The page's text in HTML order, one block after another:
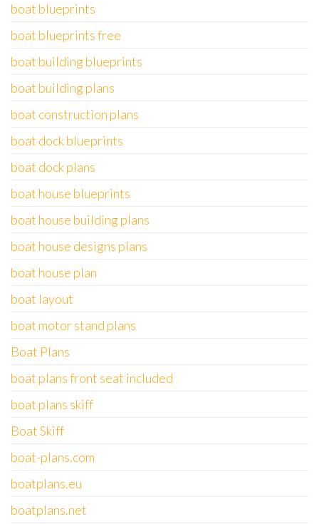
boat blueprints
boat blueprints free
boat building blueprints
boat building plans
boat construction plans
boat dock blueprints
boat dock plans
boat house blueprints
boat house building plans
boat house designs plans
boat house plan
boat layout
boat motor stand plans
Boat Plans
boat plans front seat included
boat plans skiff
Boat Skiff
boat-plans.com
boatplans.eu
boatplans.net